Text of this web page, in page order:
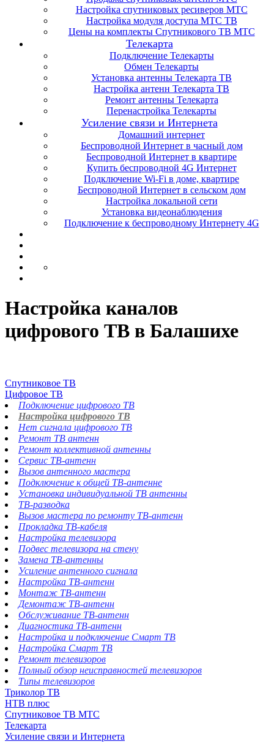
Настройка спутниковых ресиверов МТС
Настройка модуля доступа МТС ТВ
Цены на комплекты Спутникового ТВ МТС
Телекарта
Подключение Телекарты
Обмен Телекарты
Установка антенны Телекарта ТВ
Настройка антенн Телекарта ТВ
Ремонт антенны Телекарта
Перенастройка Телекарты
Усиление связи и Интернета
Домашний интернет
Беспроводной Интернет в часный дом
Беспроводной Интернет в квартире
Купить беспроводной 4G Интернет
Подключение Wi-Fi в доме, квартире
Беспроводной Интернет в сельском дом
Настройка локальной сети
Установка видеонаблюдения
Подключение к беспроводному Интернету 4G
Настройка каналов
цифрового ТВ в Балашихе
Спутниковое ТВ
Цифровое ТВ
Подключение цифрового ТВ
Настройка цифрового ТВ
Нет сигнала цифрового ТВ
Ремонт ТВ антенн
Ремонт коллективной антенны
Сервис ТВ-антенн
Вызов антенного мастера
Подключение к общей ТВ-антенне
Установка индивидуальной ТВ антенны
ТВ-разводка
Вызов мастера по ремонту ТВ-антенн
Прокладка ТВ-кабеля
Настройка телевизора
Подвес телевизора на стену
Замена ТВ-антенны
Усиление антенного сигнала
Настройка ТВ-антенн
Монтаж ТВ-антенн
Демонтаж ТВ-антенн
Обслуживание ТВ-антенн
Диагностика ТВ-антенн
Настройка и подключение Смарт ТВ
Настройка Смарт ТВ
Ремонт телевизоров
Полный обзор неисправностей телевизоров
Типы телевизоров
Триколор ТВ
НТВ плюс
Спутниковое ТВ МТС
Телекарта
Усиление связи и Интернета